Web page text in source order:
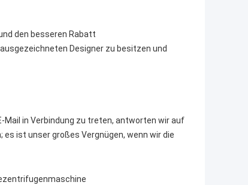
den besseren Rabatt
Designer zu besitzen und
Mail in Verbindung zu treten, antworten wir auf
ist unser großes Vergnügen, wenn wir die